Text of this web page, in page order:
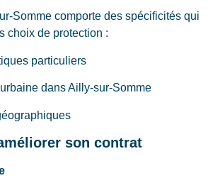
Somme comporte des spécificités qui
choix de protection :
particuliers
dans Ailly-sur-Somme
son contrat